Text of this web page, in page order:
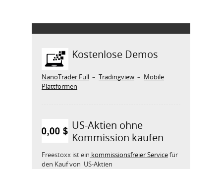
Kostenlose Demos
NanoTrader Full – Tradingview – Mobile
Plattformen
US-Aktien ohne
Kommission kaufen
Freestoxx ist ein kommissionsfreier Servicefür
den Kauf von US-Aktien